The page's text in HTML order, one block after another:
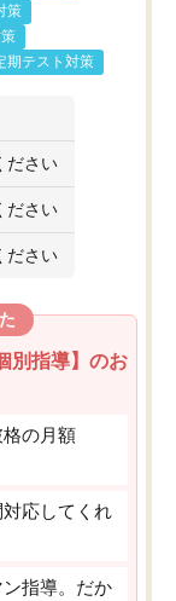
策
期テスト対策
ださい
ださい
ださい
別指導】のお
の月額
応してくれ
指導。だか